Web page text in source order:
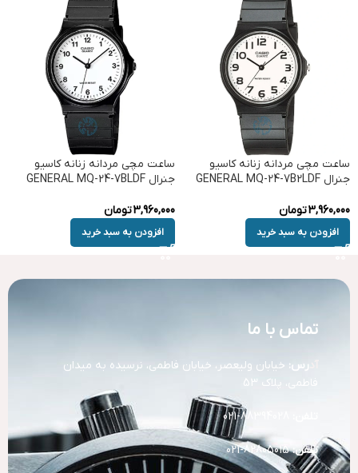
ساعت مچی مردانه زنانه کاسیو
جنرال GENERAL MQ-24-7B2LDF
3,960,000تومان
افزودن به سبد خرید
ساعت مچی مردانه زنانه کاسیو
جنرال GENERAL MQ-24-7BLDF
3,960,000تومان
افزودن به سبد خرید
تماس با ما
رس: خیابان ولیعصر، خیابان فاطمی، نرسیده به میدان
فاطمی، پلاک 53
تلفن:82805015-021